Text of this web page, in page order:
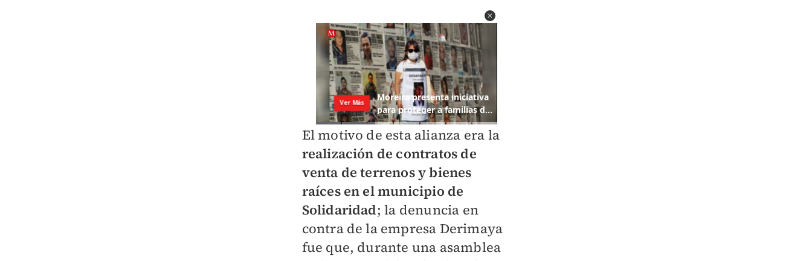
El motivo de esta alianza era la
realización de contratos de
venta de terrenos y bienes
raíces en el municipio de
Solidaridad; la denuncia en
contra de la empresa Derimaya
fue que, durante una asamblea